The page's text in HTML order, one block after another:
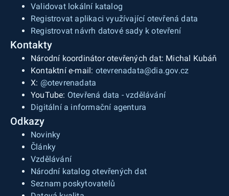
Validovat lokální katalog
Registrovat aplikaci využívající otevřená data
Registrovat návrh datové sady k otevření
Kontakty
Národní koordinátor otevřených dat: Michal Kubáň
Kontaktní e-mail: otevrenadata@dia.gov.cz
X: @otevrenadata
YouTube: Otevřená data - vzdělávání
Digitální a informační agentura
Odkazy
Novinky
Články
Vzdělávání
Národní katalog otevřených dat
Seznam poskytovatelů